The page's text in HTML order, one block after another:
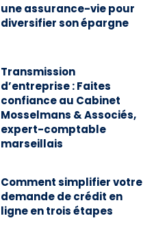
une assurance-vie pour
diversifier son épargne
Transmission
d’entreprise : Faites
confiance au Cabinet
Mosselmans & Associés,
expert-comptable
marseillais
Comment simplifier votre
demande de crédit en
ligne en trois étapes